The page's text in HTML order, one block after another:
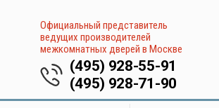
Официальный представитель
ведущих производителей
межкомнатных дверей в Москве
(495) 928-55-91
(495) 928-71-90